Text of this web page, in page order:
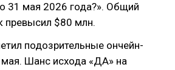
31 мая 2026 года?». Общий
превысил $80 млн.
подозрительные ончейн-
Шанс исхода «ДА» на